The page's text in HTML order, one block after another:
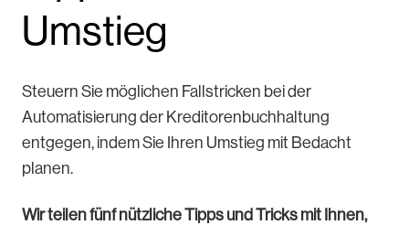
Umstieg
Steuern Sie möglichen Fallstricken bei der
Automatisierung der Kreditorenbuchhaltung
entgegen, indem Sie Ihren Umstieg mit Bedacht
planen.
Wir teilen fünf nützliche Tipps und Tricks mit Ihnen,